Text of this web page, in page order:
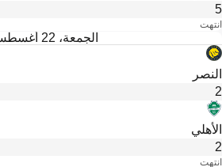
5
انتهت
الجمعة، 22 أغسطس
النصر
2
الأهلي
2
انتهت